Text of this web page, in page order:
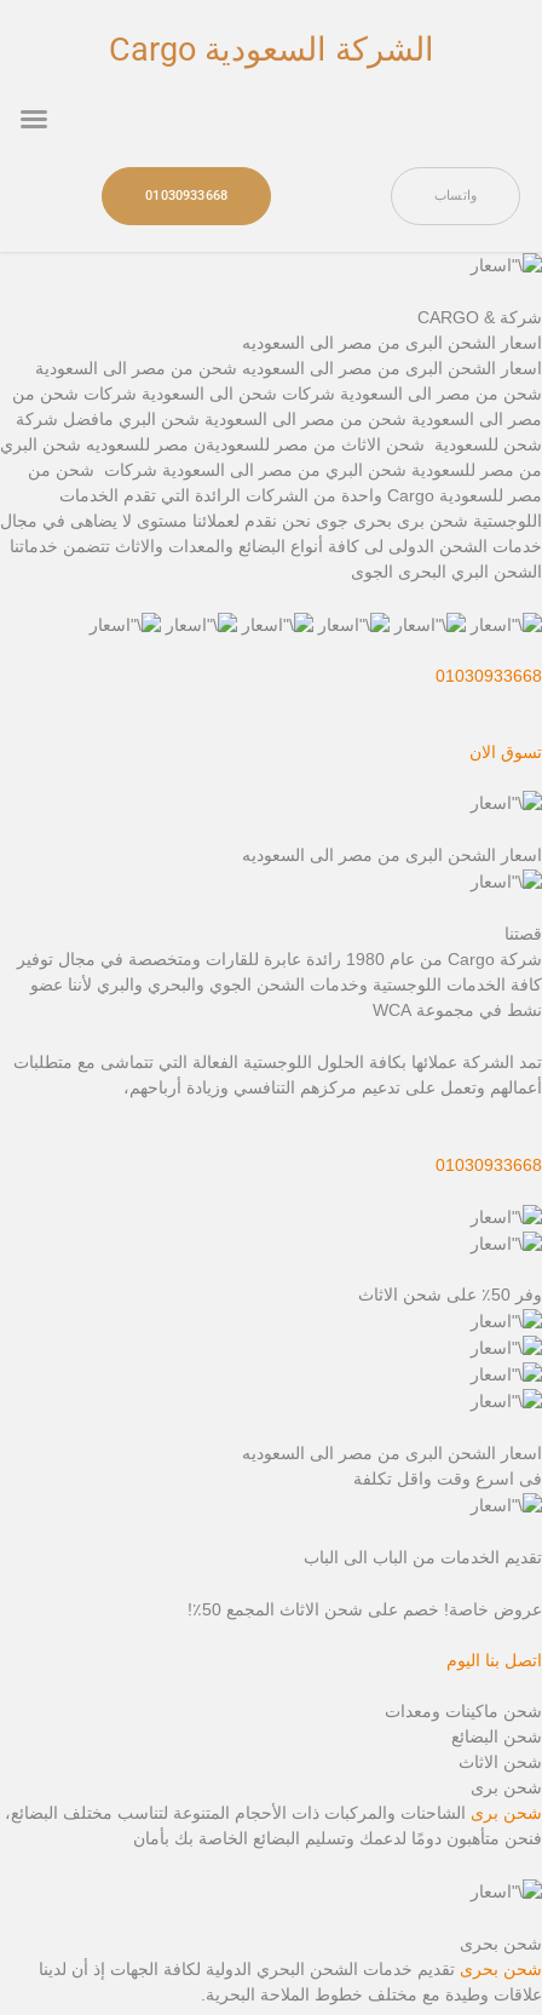
الشركة السعودية Cargo
واتساب 01030933668
شركة & CARGO
اسعار الشحن البرى من مصر الى السعوديه
اسعار الشحن البرى من مصر الى السعوديه شحن من مصر الى السعودية
شحن من مصر الى السعودية شركات شحن الى السعودية شركات شحن من
مصر الى السعودية شحن من مصر الى السعودية شحن البري مافضل شركة
شحن للسعودية شحن الاثاث من مصر للسعوديةن مصر للسعوديه شحن البري
من مصر للسعودية شحن البري من مصر الى السعودية شركات شحن من
مصر للسعودية Cargo واحدة من الشركات الرائدة التي تقدم الخدمات
اللوجستية شحن برى بحرى جوى نحن نقدم لعملائنا مستوى لا يضاهى في مجال
خدمات الشحن الدولى لى كافة أنواع البضائع والمعدات والاثاث تتضمن خدماتنا
الشحن البري البحرى الجوى
01030933668
تسوق الان
اسعار الشحن البرى من مصر الى السعوديه
قصتنا
شركة Cargo من عام 1980 رائدة عابرة للقارات ومتخصصة في مجال توفير
كافة الخدمات اللوجستية وخدمات الشحن الجوي والبحري والبري لأننا عضو
نشط في مجموعة WCA
تمد الشركة عملائها بكافة الحلول اللوجستية الفعالة التي تتماشى مع متطلبات
أعمالهم وتعمل على تدعيم مركزهم التنافسي وزيادة أرباحهم،
01030933668
وفر 50٪ على شحن الاثاث
اسعار الشحن البرى من مصر الى السعوديه
فى اسرع وقت واقل تكلفة
تقديم الخدمات من الباب الى الباب
عروض خاصة! خصم على شحن الاثاث المجمع 50٪!
اتصل بنا اليوم
شحن ماكينات ومعدات
شحن البضائع
شحن الاثاث
شحن برى
شحن برى الشاحنات والمركبات ذات الأحجام المتنوعة لتناسب مختلف البضائع،
فنحن متأهبون دومًا لدعمك وتسليم البضائع الخاصة بك بأمان
شحن بحرى
شحن بحرى تقديم خدمات الشحن البحري الدولية لكافة الجهات إذ أن لدينا
علاقات وطيدة مع مختلف خطوط الملاحة البحرية.